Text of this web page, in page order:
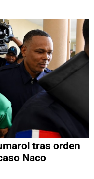
tras orden
Naco